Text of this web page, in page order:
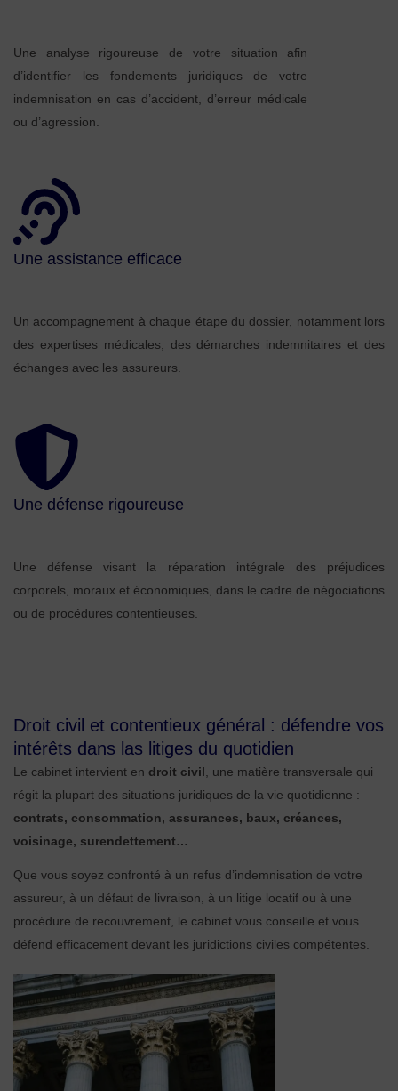
Une analyse rigoureuse de votre situation afin
d’identifier les fondements juridiques de votre
indemnisation en cas d’accident, d’erreur médicale
ou d’agression.
Une assistance efficace
Un accompagnement à chaque étape du dossier, notamment lors
des expertises médicales, des démarches indemnitaires et des
échanges avec les assureurs.
Une défense rigoureuse
Une défense visant la réparation intégrale des préjudices
corporels, moraux et économiques, dans le cadre de négociations
ou de procédures contentieuses.
Droit civil et contentieux général : défendre vos
intérêts dans las litiges du quotidien
Le cabinet intervient en droit civil , une matière transversale qui
régit la plupart des situations juridiques de la vie quotidienne :
contrats, consommation, assurances, baux, créances,
voisinage, surendettement…
Que vous soyez confronté à un refus d’indemnisation de votre
assureur, à un défaut de livraison, à un litige locatif ou à une
procédure de recouvrement, le cabinet vous conseille et vous
défend efficacement devant les juridictions civiles compétentes.